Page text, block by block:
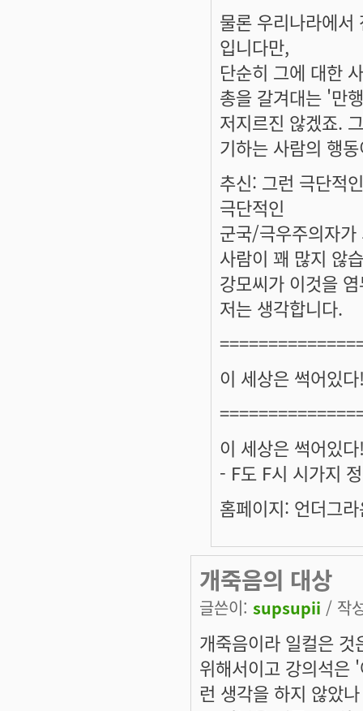
물론 우리나라에서
입니다만,
단순히 그에 대한
총을 갈겨대는 '만
저지르진 않겠죠.
기하는 사람의 행
추신: 그런 극단적
극단적인
군국/극우주의자
사람이 꽤 많지 않
강모씨가 이것을
저는 생각합니다.
이 세상은 썩어있
이 세상은 썩어있
- F도 F시 시가지
홈페이지: 언더그
개죽음의 대상
글쓴이: supsupii / 작
개죽음이라 일컬은
위해서이고 강의석은
런 생각을 하지 않았